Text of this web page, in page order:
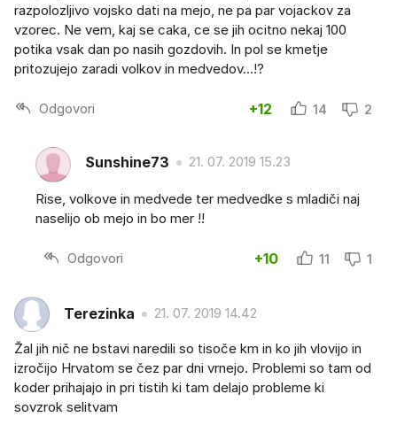
razpolozljivo vojsko dati na mejo, ne pa par vojackov za
vzorec. Ne vem, kaj se caka, ce se jih ocitno nekaj 100
potika vsak dan po nasih gozdovih. In pol se kmetje
pritozujejo zaradi volkov in medvedov...!?
Odgovori +12 14 2
Sunshine73 21. 07. 2019 15.23
Rise, volkove in medvede ter medvedke s mladiči naj
naselijo ob mejo in bo mer !!
Odgovori +10 11 1
Terezinka 21. 07. 2019 14.42
Žal jih nič ne bstavi naredili so tisoče km in ko jih vlovijo in
izročijo Hrvatom se čez par dni vrnejo. Problemi so tam od
koder prihajajo in pri tistih ki tam delajo probleme ki
sovzrok selitvam